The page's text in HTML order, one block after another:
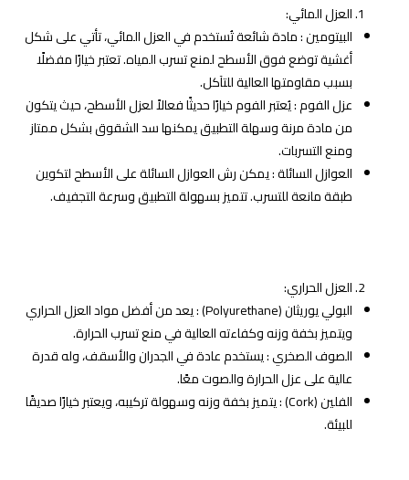
العزل المائي:
البيتومين : مادة شائعة تُستخدم في العزل المائي، تأتي على شكل
أغشية توضع فوق الأسطح لمنع تسرب المياه. تعتبر خيارًا مفضلًا
بسبب مقاومتها العالية للتآكل.
عزل الفوم : يُعتبر الفوم خيارًا حديثًا فعالاً لعزل الأسطح، حيث يتكون
من مادة مرنة وسهلة التطبيق يمكنها سد الشقوق بشكل ممتاز
ومنع التسربات.
العوازل السائلة : يمكن رش العوازل السائلة على الأسطح لتكوين
طبقة مانعة للتسرب. تتميز بسهولة التطبيق وسرعة التجفيف.
العزل الحراري:
البولي يوريثان (Polyurethane) : يعد من أفضل مواد العزل الحراري
ويتميز بخفة وزنه وكفاءته العالية في منع تسرب الحرارة.
الصوف الصخري : يستخدم عادة في الجدران والأسقف، وله قدرة
عالية على عزل الحرارة والصوت معًا.
الفلين (Cork) : يتميز بخفة وزنه وسهولة تركيبه، ويعتبر خيارًا صديقًا
للبيئة.